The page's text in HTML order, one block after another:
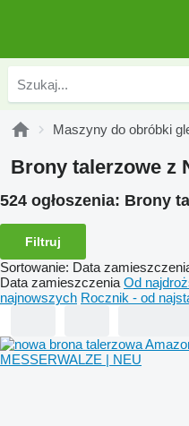
Maszyny do obróbki
Brony talerzowe z
524 ogłoszenia: Brony
Filtruj
Sortowanie: Data
Data zamieszczenia Od
najnowszych Rocznik - od